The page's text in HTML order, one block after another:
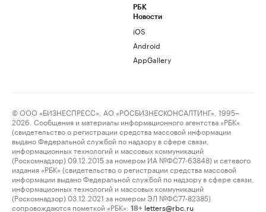
РБК
Новости
iOS
Android
AppGallery
© ООО «БИЗНЕСПРЕСС», АО «РОСБИЗНЕСКОНСАЛТИНГ», 1995–
2026. Сообщения и материалы информационного агентства «РБК»
(свидетельство о регистрации средства массовой информации
выдано Федеральной службой по надзору в сфере связи,
информационных технологий и массовых коммуникаций
(Роскомнадзор) 09.12.2015 за номером ИА №ФС77-63848) и сетевого
издания «РБК» (свидетельство о регистрации средства массовой
информации выдано Федеральной службой по надзору в сфере связи,
информационных технологий и массовых коммуникаций
(Роскомнадзор) 03.12.2021 за номером ЭЛ №ФС77-82385)
сопровождаются пометкой «РБК».
18+ letters@rbc.ru